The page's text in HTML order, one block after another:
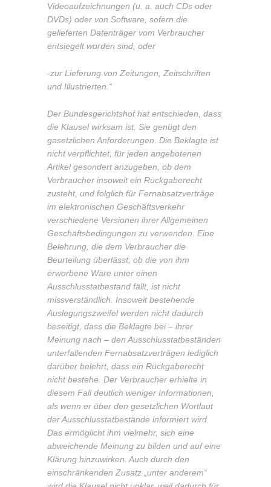
Videoaufzeichnungen (u. a. auch CDs oder
DVDs) oder von Software, sofern die
gelieferten Datenträger vom Verbraucher
entsiegelt worden sind, oder
-zur Lieferung von Zeitungen, Zeitschriften
und Illustrierten.“
Der Bundesgerichtshof hat entschieden, dass
die Klausel wirksam ist. Sie genügt den
gesetzlichen Anforderungen. Die Beklagte ist
nicht verpflichtet, für jeden angebotenen
Artikel gesondert anzugeben, ob dem
Verbraucher insoweit ein Rückgaberecht
zusteht, und folglich für Fernabsatzverträge
im elektronischen Geschäftsverkehr
verschiedene Versionen ihrer Allgemeinen
Geschäftsbedingungen zu verwenden. Eine
Belehrung, die dem Verbraucher die
Beurteilung überlässt, ob die von ihm
erworbene Ware unter einen
Ausschlusstatbestand fällt, ist nicht
missverständlich. Insoweit bestehende
Auslegungszweifel werden nicht dadurch
beseitigt, dass die Beklagte bei – ihrer
Meinung nach – den Ausschlusstatbeständen
unterfallenden Fernabsatzverträgen lediglich
darüber belehrt, dass ein Rückgaberecht
nicht bestehe. Der Verbraucher erhielte in
diesem Fall deutlich weniger Informationen,
als wenn er über den gesetzlichen Wortlaut
der Ausschlusstatbestände informiert wird.
Das ermöglicht ihm vielmehr, sich eine
abweichende Meinung zu bilden und auf eine
Klärung hinzuwirken. Auch durch den
einschränkenden Zusatz „unter anderem“